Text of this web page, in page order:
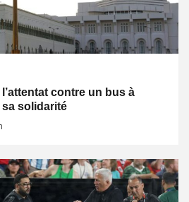
contre un bus à
sa solidarité